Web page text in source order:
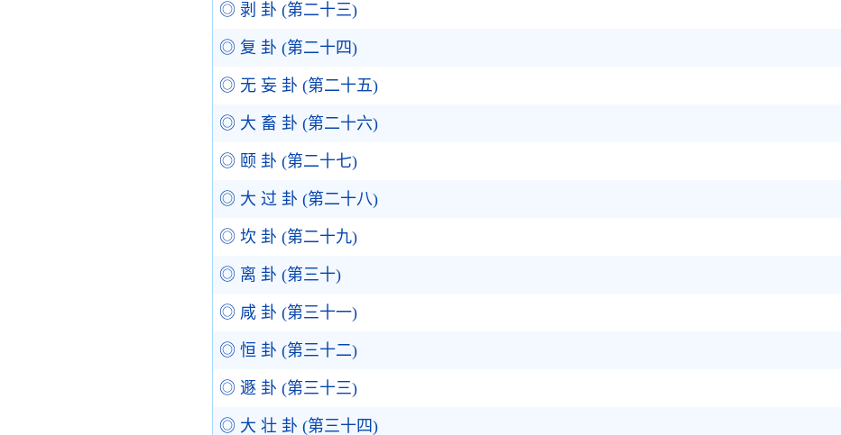
◎ 剥 卦 (第二十三)
◎ 复 卦 (第二十四)
◎ 无 妄 卦 (第二十五)
◎ 大 畜 卦 (第二十六)
◎ 颐 卦 (第二十七)
◎ 大 过 卦 (第二十八)
◎ 坎 卦 (第二十九)
◎ 离 卦 (第三十)
◎ 咸 卦 (第三十一)
◎ 恒 卦 (第三十二)
◎ 遯 卦 (第三十三)
◎ 大 壮 卦 (第三十四)